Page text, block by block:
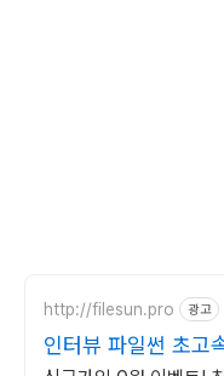
http://filesun.pro 광고
인터뷰 파일썬 초고